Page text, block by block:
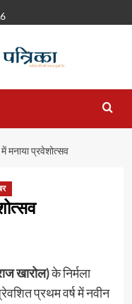
मनाया प्रवेशोत्सव
खारोल)के निर्मला
प्रथम वर्ष में नवीन